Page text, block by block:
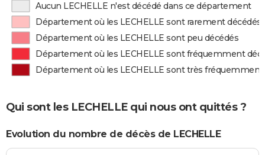
Aucun LECHELLE n'est décédé dans ce département
Département où les LECHELLE sont rarement décédés
Département où les LECHELLE sont peu décédés
Département où les LECHELLE sont fréquemment
Département où les LECHELLE sont très fréquemment
Qui sont les LECHELLE qui nous ont quittés ?
Evolution du nombre de décès de LECHELLE